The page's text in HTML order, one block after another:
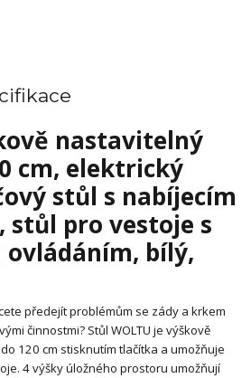
nastavitelný
cm, elektrický
stůl s nabíjecím
stůl pro vestoje s
bílý,
předejít problémům se zády a krkem
činnostmi? Stůl WOLTU je výškově
120 cm stisknutím tlačítka a umožňuje
4 výšky úložného prostoru umožňují